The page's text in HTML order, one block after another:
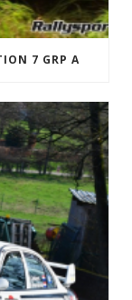
7 GRP A